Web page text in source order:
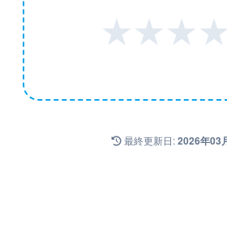
★★★★
最終更新日:2026年03